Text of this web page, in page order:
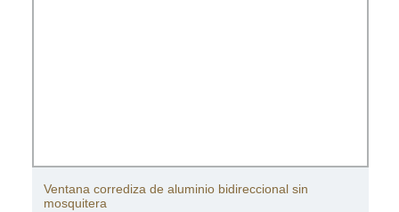
Ventana corrediza de aluminio bidireccional sin
mosquitera